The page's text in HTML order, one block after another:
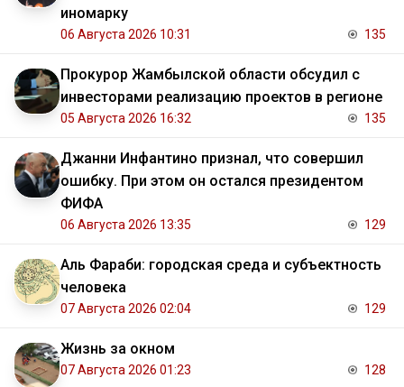
иномарку
06 Августа 2026 10:31 135
Прокурор Жамбылской области обсудил с
инвесторами реализацию проектов в регионе
05 Августа 2026 16:32 135
Джанни Инфантино признал, что совершил
ошибку. При этом он остался президентом
ФИФА
06 Августа 2026 13:35 129
Аль Фараби: городская среда и субъектность
человека
07 Августа 2026 02:04 129
Жизнь за окном
07 Августа 2026 01:23 128